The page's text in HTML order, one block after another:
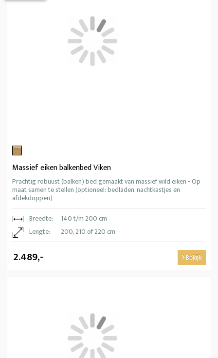
Massief eiken balkenbed Viken
Prachtig robuust (balken) bed gemaakt van massief wild eiken - Op
maat samen te stellen (optioneel: bedladen, nachtkastjes en
afdekdoppen)
Breedte:
140 t/m 200 cm
Lengte:
200, 210 of 220 cm
2.489,- Bekijk